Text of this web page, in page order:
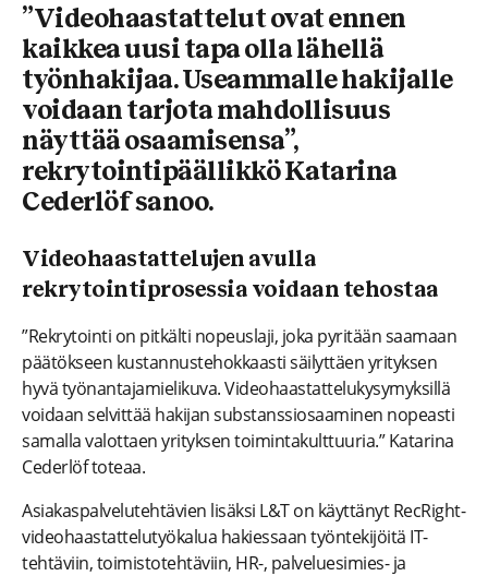
”Videohaastattelut ovat ennen
kaikkea uusi tapa olla lähellä
työnhakijaa. Useammalle hakijalle
voidaan tarjota mahdollisuus
näyttää osaamisensa”,
rekrytointipäällikkö Katarina
Cederlöf sanoo.
Videohaastattelujen avulla
rekrytointiprosessia voidaan tehostaa
”Rekrytointi on pitkälti nopeuslaji, joka pyritään saamaan
päätökseen kustannustehokkaasti säilyttäen yrityksen
hyvä työnantajamielikuva. Videohaastattelukysymyksillä
voidaan selvittää hakijan substanssiosaaminen nopeasti
samalla valottaen yrityksen toimintakulttuuria.” Katarina
Cederlöf toteaa.
Asiakaspalvelutehtävien lisäksi L&T on käyttänyt RecRight-
videohaastattelutyökalua hakiessaan työntekijöitä IT-
tehtäviin, toimistotehtäviin, HR-, palveluesimies- ja